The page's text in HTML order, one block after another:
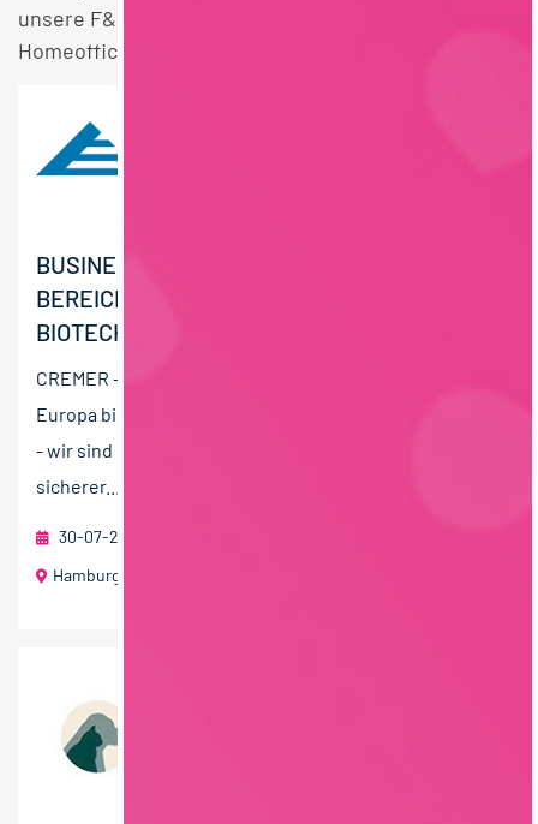
unsere F&E Lebensmitteltechnologie Teilweise
Homeoffice Stellen.
BUSINESS DEVELOPMENT MANAGER (GN) IM
BEREICH FERMENTATION /
BIOTECHNOLOGIE
CREMER - wir sind auf allen Kontinenten zu Hause. Von
Europa bis Australien, von Amerika bis Asien. CREMER
- wir sind ein stark wachsender, spannender und
sicherer...
30-07-2026
Hamburg